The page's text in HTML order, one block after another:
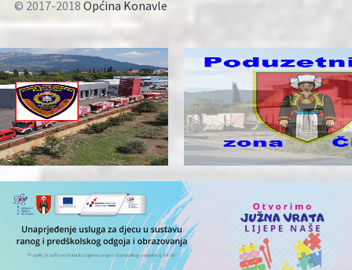
© 2017-2018 Općina Konavle